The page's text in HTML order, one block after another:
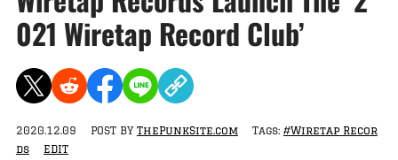
021 Wiretap Record Club’
2020.12.09 POST BY ThePunkSite.com Tags: #Wiretap Recor
ds
EDIT